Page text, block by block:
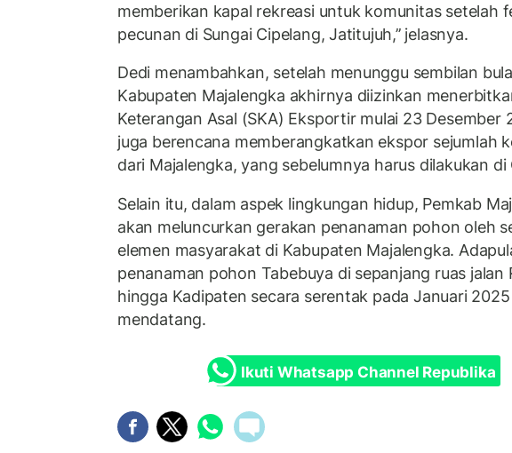
memberikan kapal rekreasi untuk komunitas setelah
pecunan di Sungai Cipelang, Jatitujuh,’’ jelasnya.
Dedi menambahkan, setelah menunggu sembilan
Kabupaten Majalengka akhirnya diizinkan
Keterangan Asal (SKA) Eksportir mulai 23 Desember
juga berencana memberangkatkan ekspor sejumlah
dari Majalengka, yang sebelumnya harus dilakukan di
Selain itu, dalam aspek lingkungan hidup, Pemkab
akan meluncurkan gerakan penanaman pohon oleh
elemen masyarakat di Kabupaten Majalengka.
penanaman pohon Tabebuya di sepanjang ruas jalan
hingga Kadipaten secara serentak pada Januari 2025
mendatang.
Ikuti Whatsapp Channel Republika